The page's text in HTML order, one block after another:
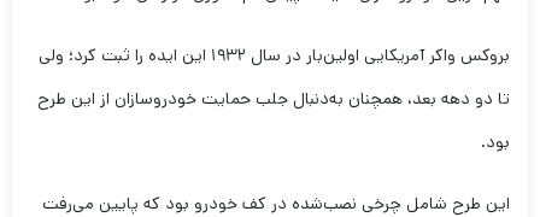
بروكس واكر آمریكایی اولین‌بار در سال ۱۹۳۲ این ایده را ثبت كرد؛ ولی
تا دو دهه بعد، همچنان به‌دنبال جلب حمایت خودروسازان از این طرح
بود.
این طرح شامل چرخی نصب‌شده در کف خودرو بود که پایین می‌رفت